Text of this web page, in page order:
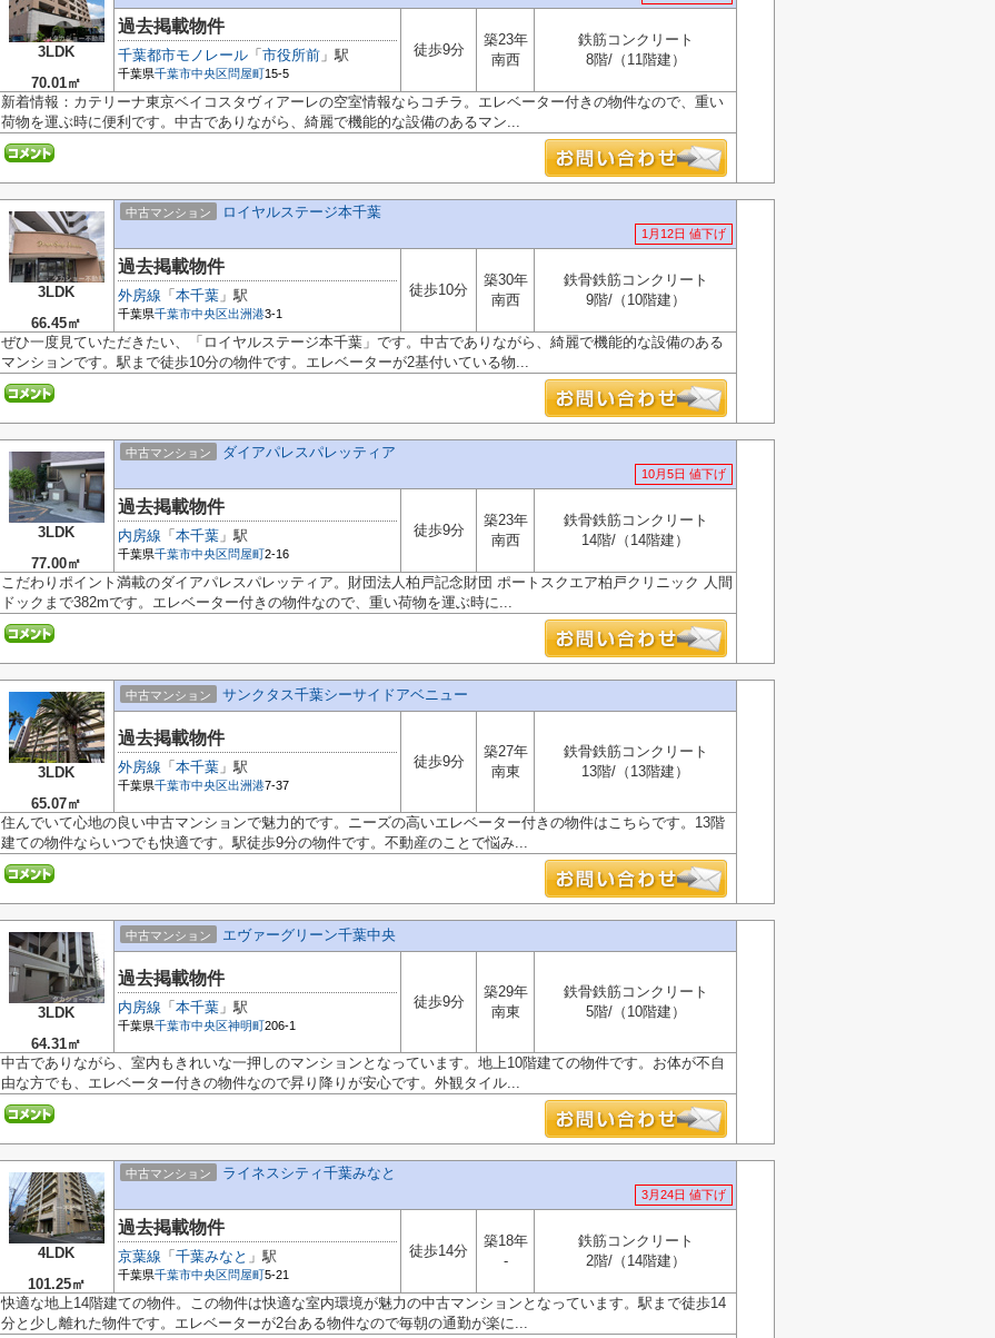
3LDK
70.01㎡
過去掲載物件
千葉都市モノレール 「 市役所前 」駅
千葉県千葉市中央区 問屋町15-5
徒歩9分
築23年
南西
鉄筋コンクリート
8階/（11階建）
新着情報：カテリーナ東京ベイコスタヴィアーレの空室情報ならコチラ。エレベーター付きの物件なので、重い
荷物を運ぶ時に便利です。中古でありながら、綺麗で機能的な設備のあるマン...
3LDK
66.45㎡
中古マンション ロイヤルステージ本千葉
1月12日 値下げ
過去掲載物件
外房線 「 本千葉 」駅
千葉県千葉市中央区出洲港3-1
徒歩10分
築30年
南西
鉄骨鉄筋コンクリート
9階/（10階建）
ぜひ一度見ていただきたい、「ロイヤルステージ本千葉」です。中古でありながら、綺麗で機能的な設備のある
マンションです。駅まで徒歩10分の物件です。エレベーターが2基付いている物...
3LDK
77.00㎡
中古マンション ダイアパレスパレッティア
10月5日 値下げ
過去掲載物件
内房線 「 本千葉 」駅
千葉県千葉市中央区 問屋町2-16
徒歩9分
築23年
南西
鉄骨鉄筋コンクリート
14階/（14階建）
こだわりポイント満載のダイアパレスパレッティア。財団法人柏戸記念財団 ポートスクエア柏戸クリニック 人間
ドックまで382mです。エレベーター付きの物件なので、重い荷物を運ぶ時に...
3LDK
65.07㎡
中古マンション サンクタス千葉シーサイドアベニュー
過去掲載物件
外房線 「 本千葉 」駅
千葉県千葉市中央区出洲港7-37
徒歩9分
築27年
南東
鉄骨鉄筋コンクリート
13階/（13階建）
住んでいて心地の良い中古マンションで魅力的です。ニーズの高いエレベーター付きの物件はこちらです。13階
建ての物件ならいつでも快適です。駅徒歩9分の物件です。不動産のことで悩み...
3LDK
64.31㎡
中古マンション エヴァーグリーン千葉中央
過去掲載物件
内房線 「 本千葉 」駅
千葉県千葉市中央区神明町206-1
徒歩9分
築29年
南東
鉄骨鉄筋コンクリート
5階/（10階建）
中古でありながら、室内もきれいな一押しのマンションとなっています。地上10階建ての物件です。お体が不自
由な方でも、エレベーター付きの物件なので昇り降りが安心です。外観タイル...
4LDK
101.25㎡
中古マンション ライネスシティ千葉みなと
3月24日 値下げ
過去掲載物件
京葉線 「 千葉みなと 」駅
千葉県千葉市中央区 問屋町5-21
徒歩14分
築18年
-
鉄筋コンクリート
2階/（14階建）
快適な地上14階建ての物件。この物件は快適な室内環境が魅力の中古マンションとなっています。駅まで徒歩14
分と少し離れた物件です。エレベーターが2台ある物件なので毎朝の通勤が楽に...